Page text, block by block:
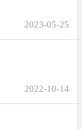
2023-05-25
2022-10-14